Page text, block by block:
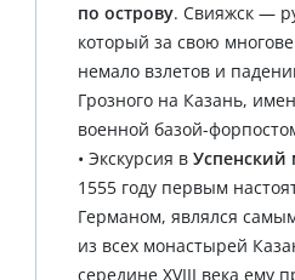
по острову. Свияжск —
который за свою
немало взлетов и
Грозного на Казань,
военной базой-
• Экскурсия в Успенский
1555 году первым
Германом, являлся
из всех монастырей
середине XVIII века ему